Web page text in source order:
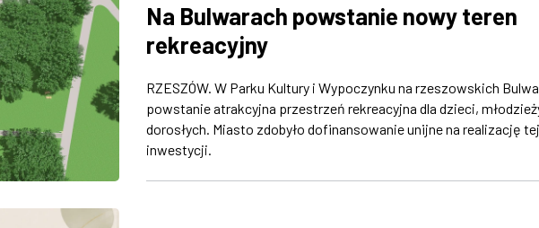
Na Bulwarach powstanie nowy teren
rekreacyjny
RZESZÓW. W Parku Kultury i Wypoczynku na rzeszowskich
powstanie atrakcyjna przestrzeń rekreacyjna dla dzieci,
dorosłych. Miasto zdobyło dofinansowanie unijne na realizację tej
inwestycji.